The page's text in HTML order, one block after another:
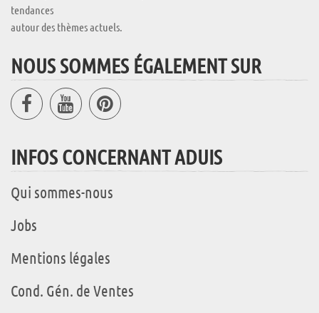
tendances
autour des thèmes actuels.
NOUS SOMMES ÉGALEMENT SUR
INFOS CONCERNANT ADUIS
Qui sommes-nous
Jobs
Mentions légales
Cond. Gén. de Ventes